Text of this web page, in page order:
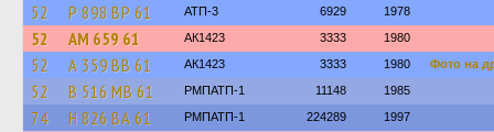
52 Р 898 ВР 61 АТП-3 6929 1978
52 АМ 659 61 АК1423 3333 1980
52 А 359 ВВ 61 АК1423 3333 1980 Фото на
52 В 516 МВ 61 РМПАТП-1 11148 1985
74 Н 826 ВА 61 РМПАТП-1 224289 1997